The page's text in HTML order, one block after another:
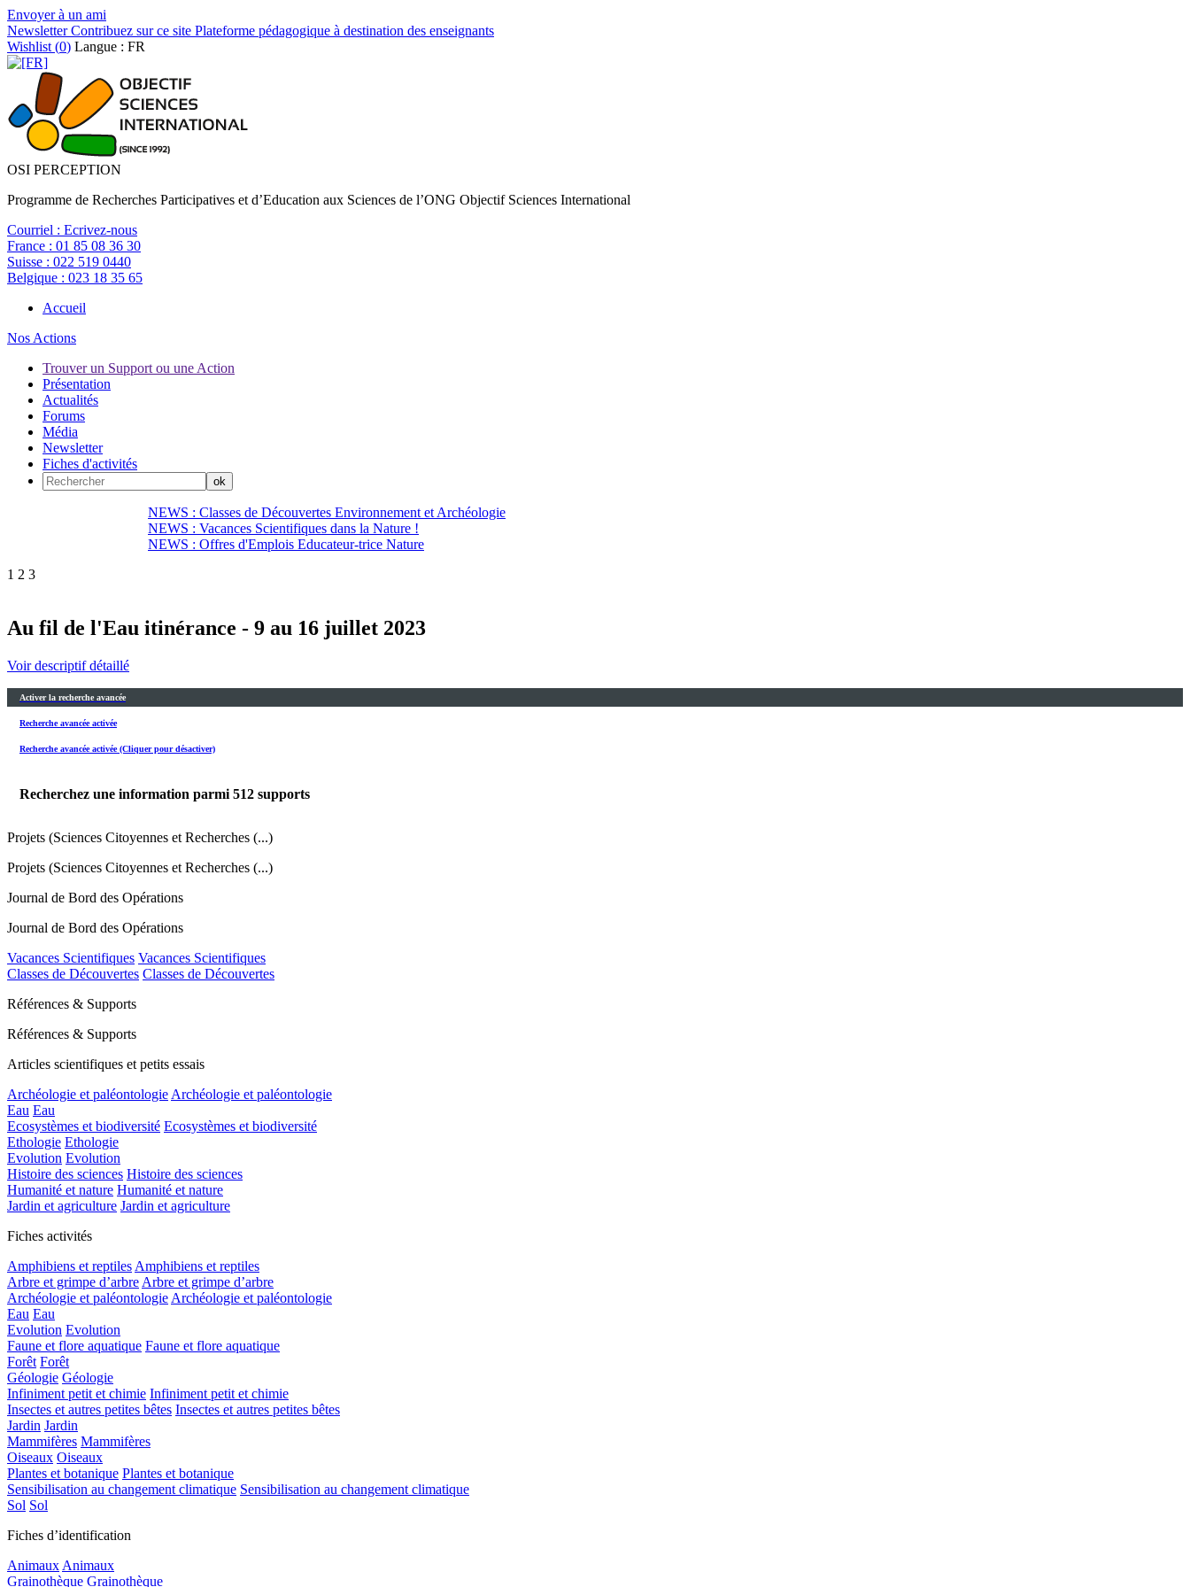
Envoyer à un ami
NewsletterContribuez sur ce site Plateforme pédagogique à destination des enseignants
Wishlist (0) Langue : FR
OSI PERCEPTION
Programme de Recherches Participatives et d’Education aux Sciences de l’ONG Objectif Sciences International
Courriel : Ecrivez-nous
France : 01 85 08 36 30
Suisse : 022 519 0440
Belgique : 023 18 35 65
Accueil
Nos Actions
Trouver un Support ou une Action
Présentation
Actualités
Forums
Média
Newsletter
Fiches d'activités
NEWS : Classes de Découvertes Environnement et Archéologie
NEWS : Vacances Scientifiques dans la Nature !
NEWS : Offres d'Emplois Educateur-trice Nature
1 2 3
Au fil de l'Eau itinérance - 9 au 16 juillet 2023
Voir descriptif détaillé
Activer la recherche avancée
Recherche avancée activée
Recherche avancée activée (Cliquer pour désactiver)
Recherchez une information parmi 512 supports
Projets (Sciences Citoyennes et Recherches (...)
Projets (Sciences Citoyennes et Recherches (...)
Journal de Bord des Opérations
Journal de Bord des Opérations
Vacances Scientifiques Vacances Scientifiques
Classes de Découvertes Classes de Découvertes
Références & Supports
Références & Supports
Articles scientifiques et petits essais
Archéologie et paléontologie Archéologie et paléontologie
Eau Eau
Ecosystèmes et biodiversité Ecosystèmes et biodiversité
Ethologie Ethologie
Evolution Evolution
Histoire des sciences Histoire des sciences
Humanité et nature Humanité et nature
Jardin et agriculture Jardin et agriculture
Fiches activités
Amphibiens et reptiles Amphibiens et reptiles
Arbre et grimpe d’arbre Arbre et grimpe d’arbre
Archéologie et paléontologie Archéologie et paléontologie
Eau Eau
Evolution Evolution
Faune et flore aquatique Faune et flore aquatique
Forêt Forêt
Géologie Géologie
Infiniment petit et chimie Infiniment petit et chimie
Insectes et autres petites bêtes Insectes et autres petites bêtes
Jardin Jardin
Mammifères Mammifères
Oiseaux Oiseaux
Plantes et botanique Plantes et botanique
Sensibilisation au changement climatique Sensibilisation au changement climatique
Sol Sol
Fiches d’identification
Animaux Animaux
Grainothèque Grainothèque